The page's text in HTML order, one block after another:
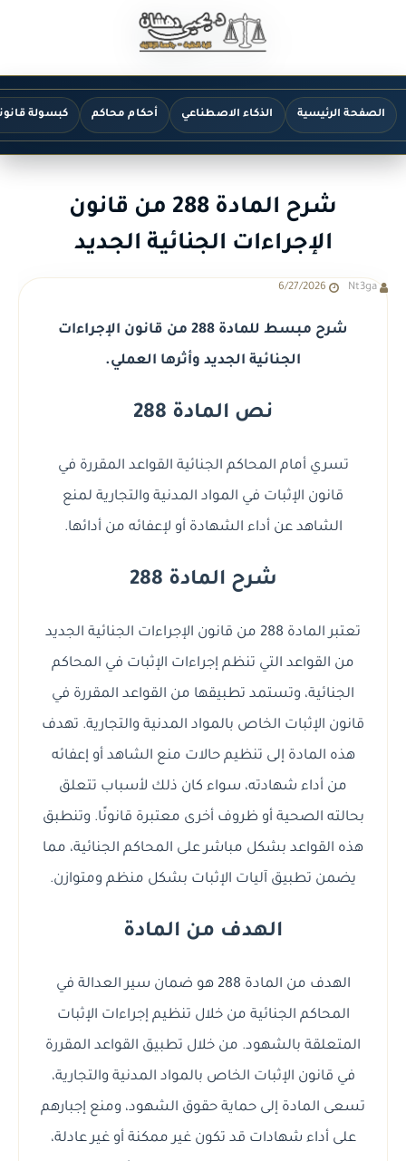
الصفحة الرئيسية الذكاء الاصطناعي أحكام محاكم كبسولة
شرح المادة 288 من قانون
الإجراءات الجنائية الجديد
Nt3ga
6/27/2026
شرح مبسط للمادة 288 من قانون الإجراءات
الجنائية الجديد وأثرها العملي.
نص المادة 288
تسري أمام المحاكم الجنائية القواعد المقررة في
قانون الإثبات في المواد المدنية والتجارية لمنع
الشاهد عن أداء الشهادة أو لإعفائه من أدائها.
شرح المادة 288
تعتبر المادة 288 من قانون الإجراءات الجنائية الجديد
من القواعد التي تنظم إجراءات الإثبات في المحاكم
الجنائية، وتستمد تطبيقها من القواعد المقررة في
قانون الإثبات الخاص بالمواد المدنية والتجارية. تهدف
هذه المادة إلى تنظيم حالات منع الشاهد أو إعفائه
من أداء شهادته، سواء كان ذلك لأسباب تتعلق
بحالته الصحية أو ظروف أخرى معتبرة قانونًا. وتنطبق
هذه القواعد بشكل مباشر على المحاكم الجنائية، مما
يضمن تطبيق آليات الإثبات بشكل منظم ومتوازن.
الهدف من المادة
الهدف من المادة 288 هو ضمان سير العدالة في
المحاكم الجنائية من خلال تنظيم إجراءات الإثبات
المتعلقة بالشهود. من خلال تطبيق القواعد المقررة
في قانون الإثبات الخاص بالمواد المدنية والتجارية،
تسعى المادة إلى حماية حقوق الشهود، ومنع إجبارهم
على أداء شهادات قد تكون غير ممكنة أو غير عادلة،